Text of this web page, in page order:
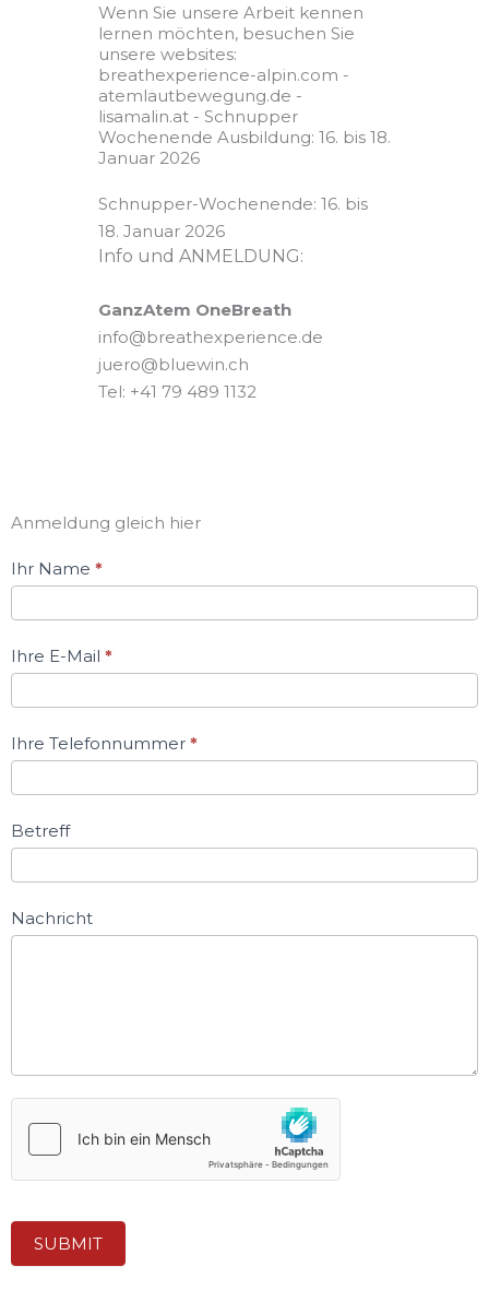
Wenn Sie unsere Arbeit kennen
lernen möchten, besuchen Sie
unsere websites:
breathexperience-alpin.com -
atemlautbewegung.de -
lisamalin.at - Schnupper
Wochenende Ausbildung: 16. bis 18.
Januar 2026
Schnupper-Wochenende: 16. bis
18. Januar 2026
Info und ANMELDUNG:
GanzAtem OneBreath
info@breathexperience.de
juero@bluewin.ch
Tel: +41 79 489 1132
Anmeldung gleich hier
Kontak
Formular
Ihr Name *
Ihre E-Mail *
Ihre Telefonnummer *
Betreff
Nachricht
SUBMIT